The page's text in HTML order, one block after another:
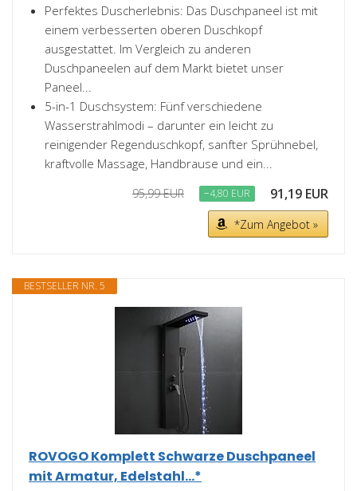
Perfektes Duscherlebnis: Das Duschpaneel ist mit
einem verbesserten oberen Duschkopf
ausgestattet. Im Vergleich zu anderen
Duschpaneelen auf dem Markt bietet unser
Paneel...
5-in-1 Duschsystem: Fünf verschiedene
Wasserstrahlmodi – darunter ein leicht zu
reinigender Regenduschkopf, sanfter Sprühnebel,
kraftvolle Massage, Handbrause und ein...
95,99 EUR −4,80 EUR 91,19 EUR
*Zum Angebot »
BESTSELLER NR. 5
ROVOGO Komplett Schwarze Duschpaneel
mit Armatur, Edelstahl...*